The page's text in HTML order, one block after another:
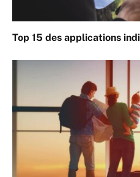
Top 15 des applications